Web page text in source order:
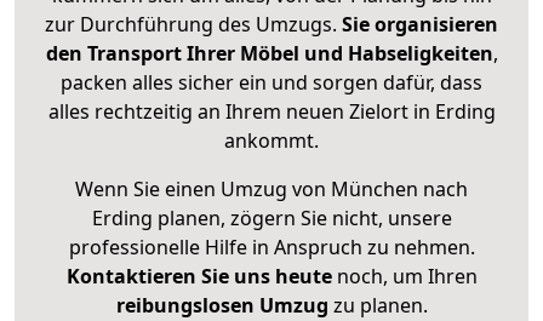
zur Durchführung des Umzugs. Sie organisieren
den Transport Ihrer Möbel und Habseligkeiten,
packen alles sicher ein und sorgen dafür, dass
alles rechtzeitig an Ihrem neuen Zielort in Erding
ankommt.
Wenn Sie einen Umzug von München nach
Erding planen, zögern Sie nicht, unsere
professionelle Hilfe in Anspruch zu nehmen.
Kontaktieren Sie uns heutenoch, um Ihren
reibungslosen Umzug zu planen.